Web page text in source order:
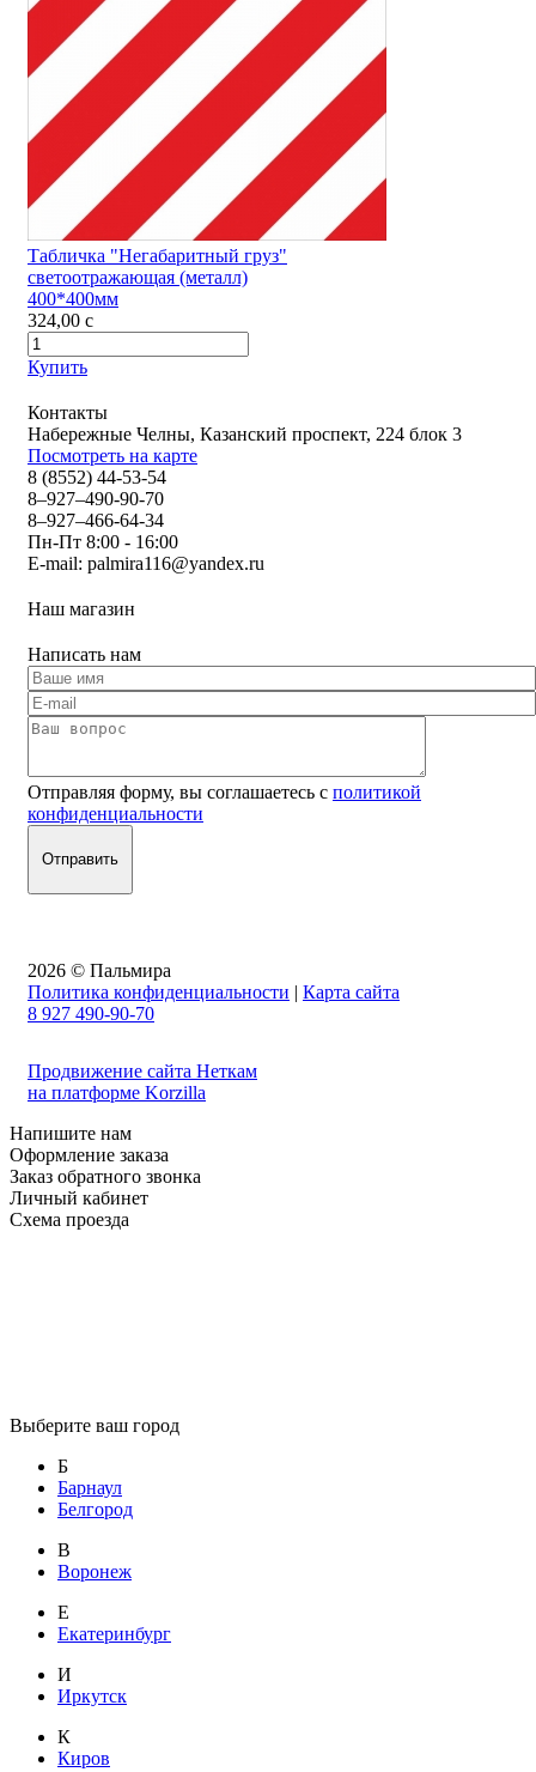
Табличка "Негабаритный груз"
светоотражающая (металл)
400*400мм
324,00 c
Купить
Контакты
Набережные Челны, Казанский проспект, 224 блок 3
Посмотреть на карте
8 (8552) 44-53-54
8–927–490-90-70
8–927–466-64-34
Пн-Пт 8:00 - 16:00
E-mail: palmira116@yandex.ru
Наш магазин
Написать нам
Отправляя форму, вы соглашаетесь с политикой
конфиденциальности
2026 © Пальмира
Политика конфиденциальности | Карта сайта
8 927 490-90-70
Продвижение сайта Неткам
на платформе Korzilla
Напишите нам
Оформление заказа
Заказ обратного звонка
Личный кабинет
Схема проезда
Выберите ваш город
Б
Барнаул
Белгород
В
Воронеж
Е
Екатеринбург
И
Иркутск
К
Киров